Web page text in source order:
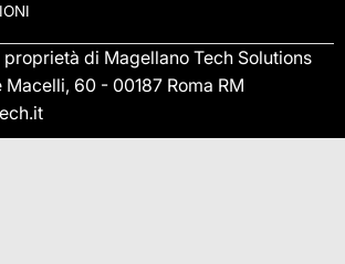
di Magellano Tech Solutions
Macelli, 60 - 00187 Roma RM